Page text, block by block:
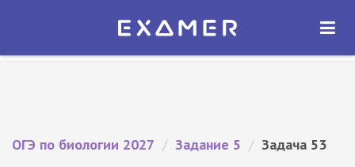
Экзамер — ЕГЭ 2027
ОТКРЫТЬ
ОГЭ по биологии 2027 / Задание 5 / Задача 53